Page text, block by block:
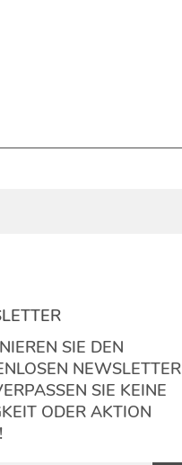
SIE DEN
NEWSLETTER
SIE KEINE
ODER AKTION